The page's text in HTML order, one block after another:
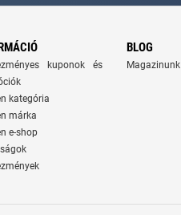
kuponok és
kategória
márka
e-shop
BLOG
Magazinunk